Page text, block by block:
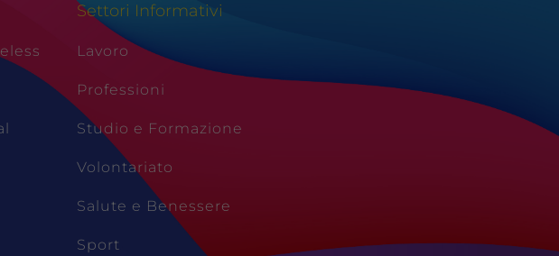
Settori Informativi
Lavoro
Professioni
Studio e Formazione
Volontariato
Salute e Benessere
Sport